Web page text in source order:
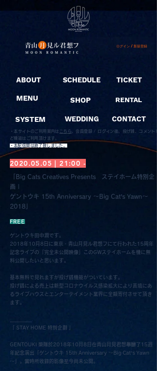
ログイン / 新規登録
ABOUT
MENU
SYSTEM
SCHEDULE
SHOP
WEDDING
TICKET
RENTAL
CONTACT
・本サイトのご利用案内は こちら 。会員登録 / ログイン後、投げ銭、コメント
ど機能はご利用頂けます。
​・本配信開は終了致しました。
2020.05.05 | 21:00 -
「Big Cats Creatives Presents ステイホーム特別企
画 |
ゲントウキ 15th Anniversary ～Big Cat’s Yawn～
2018」
FREE
ゲントウキ田中潤です。
2018年10月8日に東京・青山月見ル君想フにて行われた15周年
記念ライブの「完全未公開映像」このGWステイホームを機に無
料公開したいと思います。
基本無料で見れますが投げ銭機能がついています。
投げ銭による売上は新型コロナウイルス感染拡大により苦境にあ
るライブハウスとエンターテイメント業界に全額寄付させて頂き
ます。
「 STAY HOME 特別企劃 」
GENTOUKI 樂隊於2018年10月8日在青山月見君想舉辦了15週
年紀念演出「ゲントウキ 15th Anniversary ～Big Cat’s Yawn
～」。當時所收錄的影像至今尚未公開。